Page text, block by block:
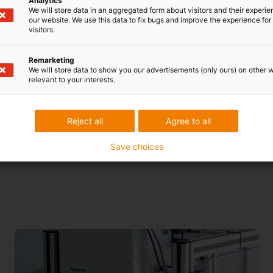
um kostengünstige
Abfall anzubieten.
Messsysteme und -
müssen von Grund auf neu
innovative,
Des Weiteren musste
hohe Kräfte auf kontrollierte
and-Play-Software mit
Kombination mit der D1
Da die Messungen in einer
Komponenten
ergonomisch und sicher zu
igus® Antriebstechnik – auf
Zukunft zu erweitern.
We will store data in an aggregated form about visitors and their
our website. We use this data to fix bugs and improve the experience for
visitors.
Remarketing
We will store data to show you our advertisements (only ours) on other
relevant to your interests.
Agree to all
Reject all
Save choices